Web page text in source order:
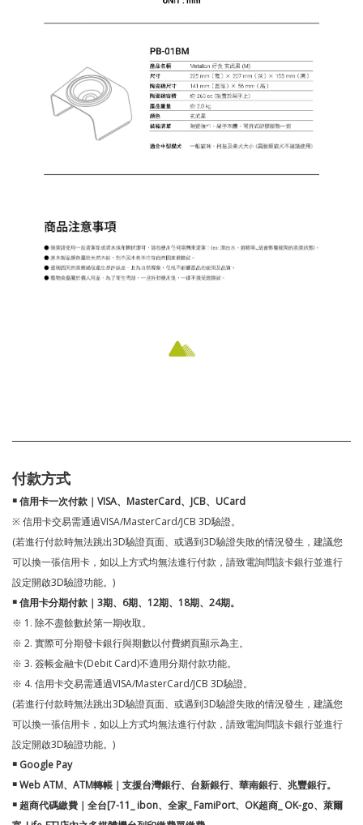
付款方式
￭ 信用卡一次付款｜VISA、MasterCard、JCB、UCard
※ 信用卡交易需通過VISA/MasterCard/JCB 3D驗證。
(若進行付款時無法跳出3D驗證頁面、或遇到3D驗證失敗的情況發生，建議您
可以換一張信用卡，如以上方式均無法進行付款，請致電詢問該卡銀行並進行
設定開啟3D驗證功能。)
￭ 信用卡分期付款｜3期、6期、12期、18期、24期。
※ 1. 除不盡餘數於第一期收取。
※ 2. 實際可分期發卡銀行與期數以付費網頁顯示為主。
※ 3. 簽帳金融卡(Debit Card)不適用分期付款功能。
※ 4. 信用卡交易需通過VISA/MasterCard/JCB 3D驗證。
(若進行付款時無法跳出3D驗證頁面、或遇到3D驗證失敗的情況發生，建議您
可以換一張信用卡，如以上方式均無法進行付款，請致電詢問該卡銀行並進行
設定開啟3D驗證功能。)
￭ Google Pay
￭ Web ATM、ATM轉帳｜支援台灣銀行、台新銀行、華南銀行、兆豐銀行。
￭ 超商代碼繳費­｜全台[7-11_ ibon、全家_ FamiPort、OK超商_ OK-go、萊爾